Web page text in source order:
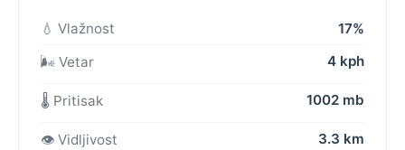
💧 Vlažnost
17%
🌬️ Vetar
4 kph
🌡️ Pritisak 1002 mb
👁️ Vidljivost 3.3 km